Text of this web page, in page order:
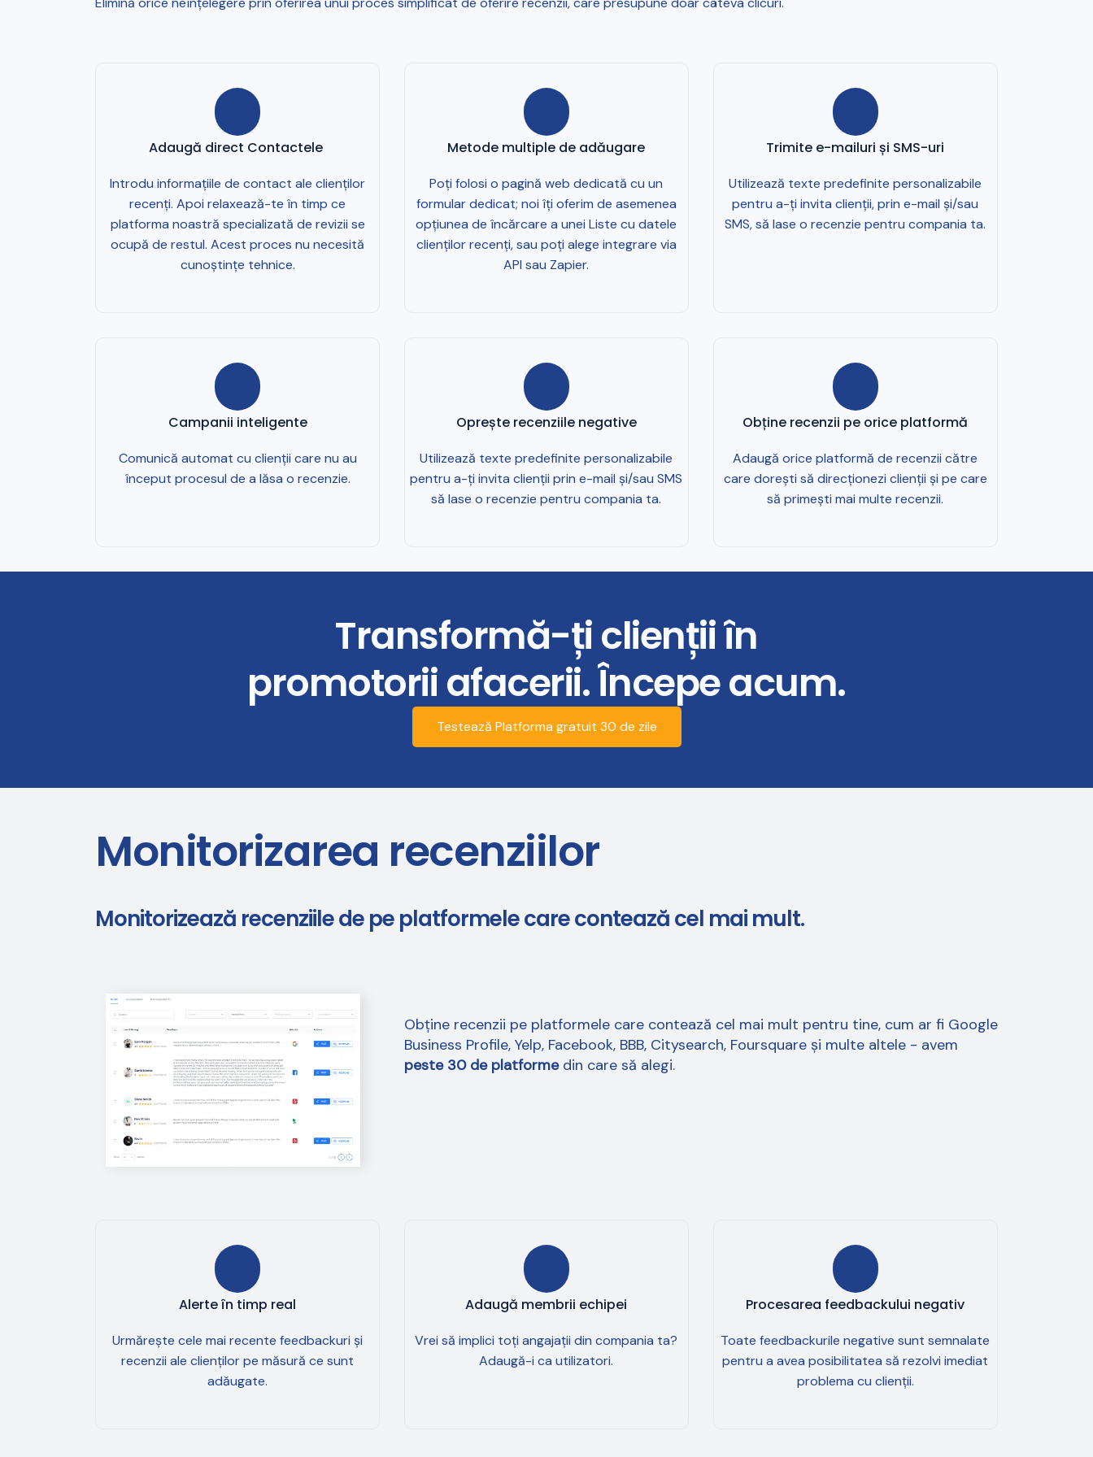
Adaugă direct Contactele
Introdu informațiile de contact ale clienților
recenți. Apoi relaxează-te în timp ce
platforma noastră specializată de revizii se
ocupă de restul. Acest proces nu necesită
cunoștințe tehnice.
Metode multiple de adăugare
Poți folosi o pagină web dedicată cu un
formular dedicat; noi îți oferim de asemenea
opțiunea de încărcare a unei Liste cu datele
clienților recenți, sau poți alege integrare via
API sau Zapier.
Trimite e-mailuri și SMS-uri
Utilizează texte predefinite personalizabile
pentru a-ți invita clienții, prin e-mail și/sau
SMS, să lase o recenzie pentru compania ta.
Campanii inteligente
Comunică automat cu clienții care nu au
început procesul de a lăsa o recenzie.
Oprește recenziile negative
Utilizează texte predefinite personalizabile
pentru a-ți invita clienții prin e-mail și/sau SMS
să lase o recenzie pentru compania ta.
Obține recenzii pe orice platformă
Adaugă orice platformă de recenzii către
care dorești să direcționezi clienții și pe care
să primești mai multe recenzii.
Transformă-ți clienții în
promotorii afacerii. Începe acum.
Testează Platforma gratuit 30 de zile
Monitorizarea recenziilor
Monitorizează recenziile de pe platformele care contează cel mai mult.
Obține recenzii pe platformele care contează cel mai mult pentru tine, cum ar fi Google
Business Profile, Yelp, Facebook, BBB, Citysearch, Foursquare și multe altele - avem
peste 30 de platformedin care să alegi.
Alerte în timp real
Urmărește cele mai recente feedbackuri și
recenzii ale clienților pe măsură ce sunt
adăugate.
Adaugă membrii echipei
Vrei să implici toți angajații din compania ta?
Adaugă-i ca utilizatori.
Procesarea feedbackului negativ
Toate feedbackurile negative sunt semnalate
pentru a avea posibilitatea să rezolvi imediat
problema cu clienții.